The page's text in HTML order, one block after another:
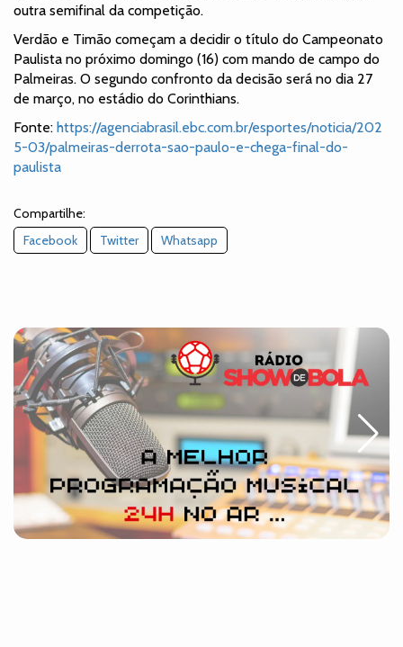
outra semifinal da competição.
Verdão e Timão começam a decidir o título do Campeonato
Paulista no próximo domingo (16) com mando de campo do
Palmeiras. O segundo confronto da decisão será no dia 27
de março, no estádio do Corinthians.
Fonte: https://agenciabrasil.ebc.com.br/esportes/noticia/202
5-03/palmeiras-derrota-sao-paulo-e-chega-final-do-
paulista
Compartilhe:
Facebook
Twitter Whatsapp